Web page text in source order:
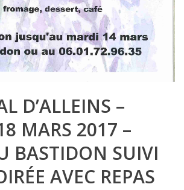
D’ALLEINS –
MARS 2017 –
BASTIDON SUIVI
AVEC REPAS